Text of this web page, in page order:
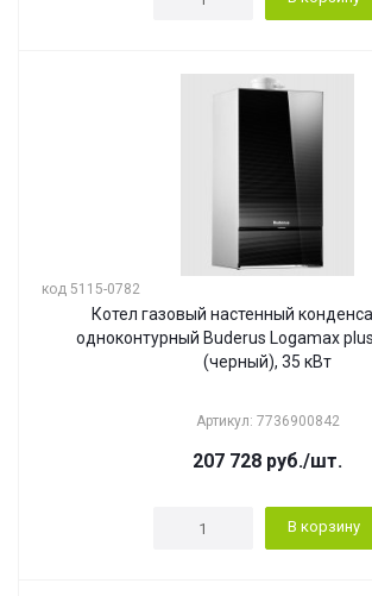
код 5115-0782
Котел газовый настенный
одноконтурный Buderus Logamax
(черный), 35 кВт
Артикул: 7736900842
207 728 руб./шт.
В корзину